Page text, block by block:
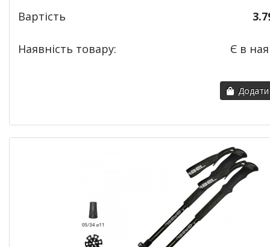
Вартість
Наявність товару: Є в